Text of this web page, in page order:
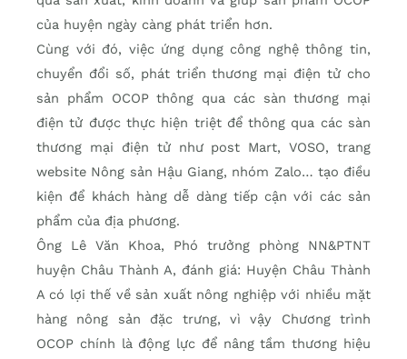
của huyện ngày càng phát triển hơn.
Cùng với đó, việc ứng dụng công nghệ thông tin,
chuyển đổi số, phát triển thương mại điện tử cho
sản phẩm OCOP thông qua các sàn thương mại
điện tử được thực hiện triệt để thông qua các sàn
thương mại điện tử như post Mart, VOSO, trang
website Nông sản Hậu Giang, nhóm Zalo… tạo điều
kiện để khách hàng dễ dàng tiếp cận với các sản
phẩm của địa phương.
Ông Lê Văn Khoa, Phó trưởng phòng NN&PTNT
huyện Châu Thành A, đánh giá: Huyện Châu Thành
A có lợi thế về sản xuất nông nghiệp với nhiều mặt
hàng nông sản đặc trưng, vì vậy Chương trình
OCOP chính là động lực để nâng tầm thương hiệu